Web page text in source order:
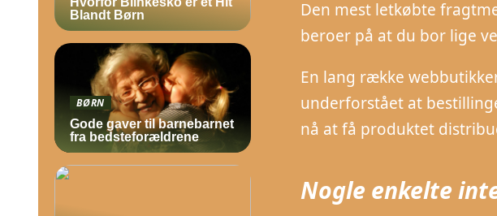
Den mest letkøbte
beroer på at du bor lige
En lang række
underforstået at
nå at få produktet
Nogle enkelte
Blandt Børn
BØRN
Gode gaver til barnebarnet
fra bedsteforældrene